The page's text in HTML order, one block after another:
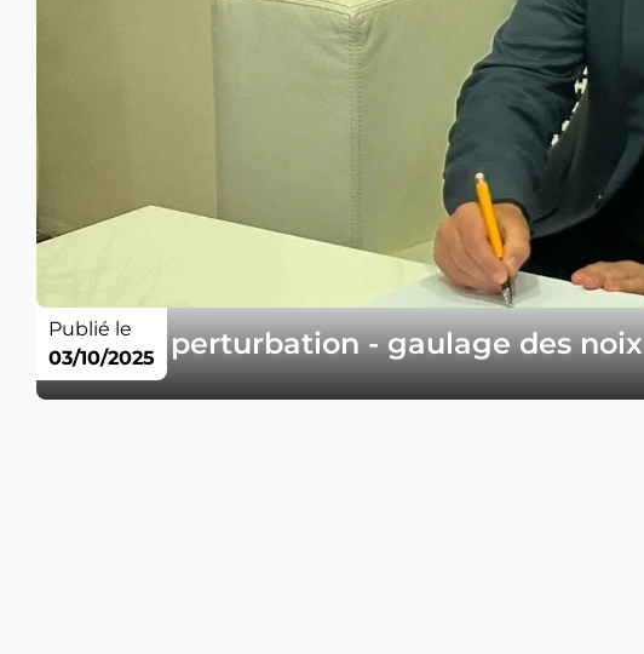
Avis de perturbation - gaulage des noix
Publié le
03/10/2025